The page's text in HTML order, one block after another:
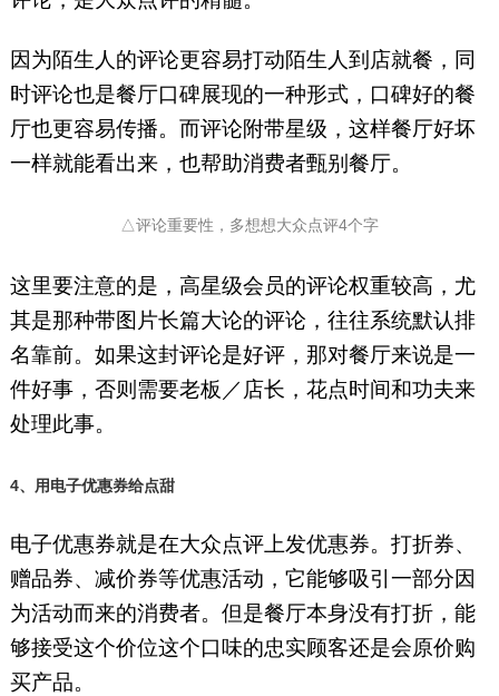
因为陌生人的评论更容易打动陌生人到店就餐，同
时评论也是餐厅口碑展现的一种形式，口碑好的餐
厅也更容易传播。而评论附带星级，这样餐厅好坏
一样就能看出来，也帮助消费者甄别餐厅。
△评论重要性，多想想大众点评4个字
这里要注意的是，高星级会员的评论权重较高，尤
其是那种带图片长篇大论的评论，往往系统默认排
名靠前。如果这封评论是好评，那对餐厅来说是一
件好事，否则需要老板／店长，花点时间和功夫来
处理此事。
4、用电子优惠券给点甜
电子优惠券就是在大众点评上发优惠券。打折券、
赠品券、减价券等优惠活动，它能够吸引一部分因
为活动而来的消费者。但是餐厅本身没有打折，能
够接受这个价位这个口味的忠实顾客还是会原价购
买产品。